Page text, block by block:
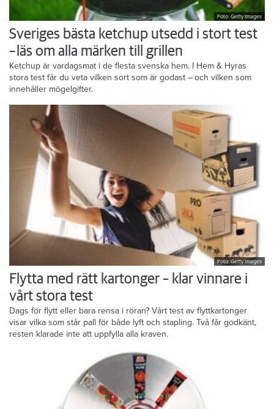
Foto: Getty Images
Sveriges bästa ketchup utsedd i stort test
– läs om alla märken till grillen
Ketchup är vardagsmat i de flesta svenska hem. I Hem & Hyras
stora test får du veta vilken sort som är godast – och vilken som
innehåller mögelgifter.
Foto: Getty Images
Flytta med rätt kartonger – klar vinnare i
vårt stora test
Dags för flytt eller bara rensa i röran? Vårt test av flyttkartonger
visar vilka som står pall för både lyft och stapling. Två får godkänt,
resten klarade inte att uppfylla alla kraven.